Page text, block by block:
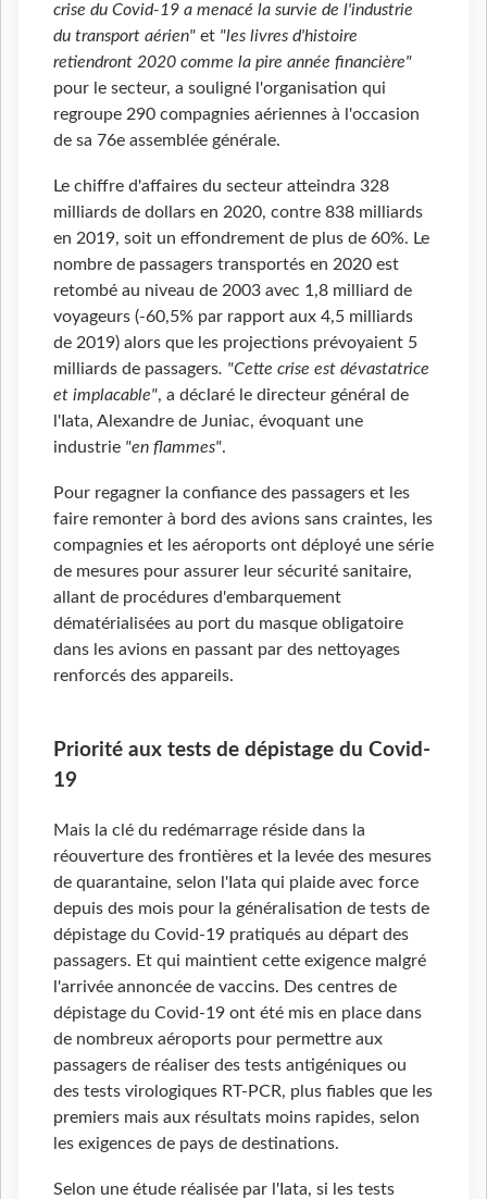
crise du Covid-19 a menacé la survie de l'industrie
du transport aérien" et "les livres d'histoire
retiendront 2020 comme la pire année financière"
pour le secteur, a souligné l'organisation qui
regroupe 290 compagnies aériennes à l'occasion
de sa 76e assemblée générale.
Le chiffre d'affaires du secteur atteindra 328
milliards de dollars en 2020, contre 838 milliards
en 2019, soit un effondrement de plus de 60%. Le
nombre de passagers transportés en 2020 est
retombé au niveau de 2003 avec 1,8 milliard de
voyageurs (-60,5% par rapport aux 4,5 milliards
de 2019) alors que les projections prévoyaient 5
milliards de passagers. "Cette crise est dévastatrice
et implacable", a déclaré le directeur général de
l'Iata, Alexandre de Juniac, évoquant une
industrie "en flammes".
Pour regagner la confiance des passagers et les
faire remonter à bord des avions sans craintes, les
compagnies et les aéroports ont déployé une série
de mesures pour assurer leur sécurité sanitaire,
allant de procédures d'embarquement
dématérialisées au port du masque obligatoire
dans les avions en passant par des nettoyages
renforcés des appareils.
Priorité aux tests de dépistage du Covid-
19
Mais la clé du redémarrage réside dans la
réouverture des frontières et la levée des mesures
de quarantaine, selon l'Iata qui plaide avec force
depuis des mois pour la généralisation de tests de
dépistage du Covid-19 pratiqués au départ des
passagers. Et qui maintient cette exigence malgré
l'arrivée annoncée de vaccins. Des centres de
dépistage du Covid-19 ont été mis en place dans
de nombreux aéroports pour permettre aux
passagers de réaliser des tests antigéniques ou
des tests virologiques RT-PCR, plus fiables que les
premiers mais aux résultats moins rapides, selon
les exigences de pays de destinations.
Selon une étude réalisée par l'Iata, si les tests